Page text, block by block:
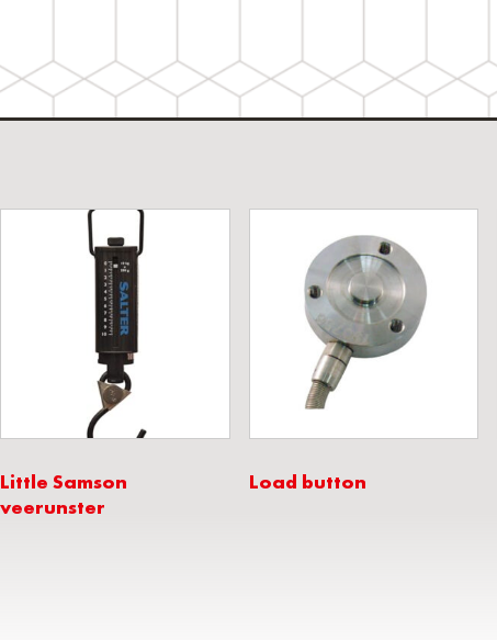
Little Samson
veerunster
Load button